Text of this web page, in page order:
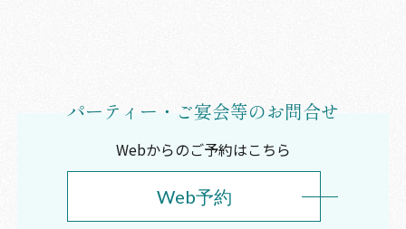
パーティー・ご宴会等のお問合せ
Webからのご予約はこちら
Web予約